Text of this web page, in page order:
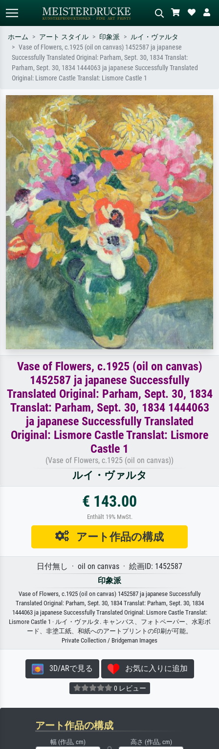
標準検索 AI画像検索
作家名・作品名・スタイルで検索
– 例：モネ、星月夜、印象派、北
シーンを説明してください – 例：
緑の草原、赤の多い抽象画、暗い
ド。
ホーム アート スタイル 印象派
ルイ・ヴァルタ
Vase of Flowers, c.1925 (oil on canvas) 1452587 ja japanese
Successfully Translated Original: Parham, Sept. 30, 1834 Translat:
Parham, Sept. 30, 1834 1444063 ja japanese Successfully Translated
Original: Lismore Castle Translat: Lismore Castle 1
Vase of Flowers, c.1925 (oil on canvas)
1452587 ja japanese Successfully
Translated Original: Parham, Sept. 30, 1834
Translat: Parham, Sept. 30, 1834 1444063
ja japanese Successfully Translated
Original: Lismore Castle Translat: Lismore
Castle 1
(Vase of Flowers, c.1925 (oil on canvas))
ルイ・ヴァルタ
€ 143.00
Enthält 19% MwSt.
アート作品の構成
日付無し · oil on canvas · 絵画ID: 1452587
印象派
Vase of Flowers, c.1925 (oil on canvas) 1452587 ja japanese Successfully
Translated Original: Parham, Sept. 30, 1834 Translat: Parham, Sept. 30, 1834
1444063 ja japanese Successfully Translated Original: Lismore Castle Translat:
Lismore Castle 1 · ルイ・ヴァルタ. キャンバス、フォトペーパー、水彩ボ
ード、非塗工紙、和紙へのアートプリントの印刷が可能。
Private Collection / Bridgeman Images
3D/ARで見る お気に入りに追加
0 レビュー
アート作品の構成
幅 (作品, cm) 高さ (作品, cm)